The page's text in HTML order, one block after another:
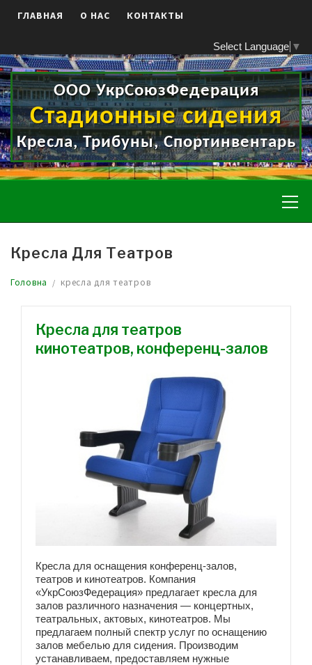
ГЛАВНАЯ О НАС КОНТАКТЫ
Select Language ▼
ООО УкрСоюзФедерация
Стадионные сидения
Кресла, Трибуны, Спортинвентарь
Кресла Для Театров
Головна кресла для театров
Кресла для театров
кинотеатров, конференц-залов
Кресла для оснащения конференц-залов,
театров и кинотеатров. Компания
«УкрСоюзФедерация» предлагает кресла для
залов различного назначения — концертных,
театральных, актовых, кинотеатров. Мы
предлагаем полный спектр услуг по оснащению
залов мебелью для сидения. Производим
устанавливаем, предоставляем нужные